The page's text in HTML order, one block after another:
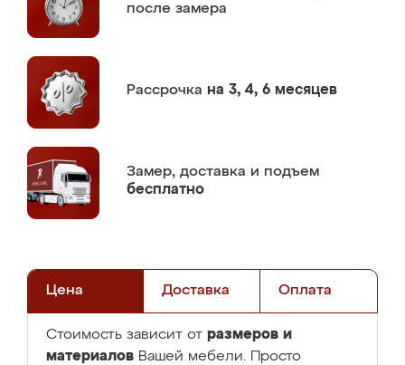
после замера
Рассрочка на 3, 4, 6 месяцев
Замер, доставка и подъем
бесплатно
Цена Доставка Оплата
Стоимость зависит от размеров и
материалов Вашей мебели. Просто